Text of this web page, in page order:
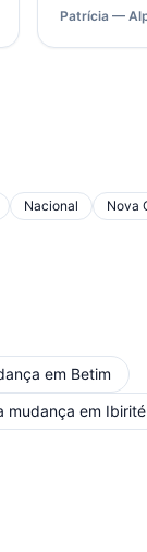
Patrícia —
Nacional Nova
em Betim
mudança em Ibirité